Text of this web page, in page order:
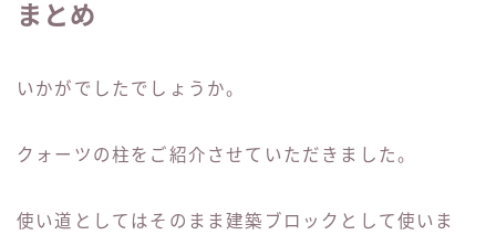
まとめ
いかがでしたでしょうか。
クォーツの柱をご紹介させていただきました。
使い道としてはそのまま建築ブロックとして使いま